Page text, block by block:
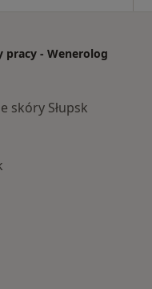
pracy - Wenerolog
skóry Słupsk